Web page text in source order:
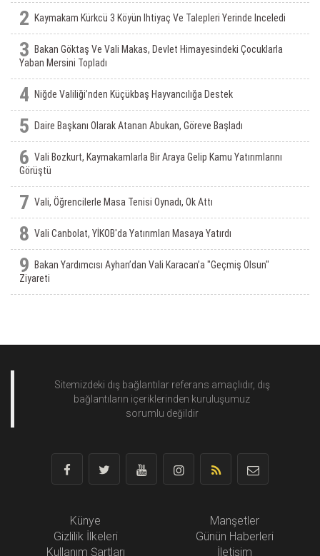
2 Kaymakam Kürkcü 3 Köyün Ihtiyaç Ve Talepleri Yerinde Inceledi
3
Bakan Göktaş Ve Vali Makas, Devlet Himayesindeki Çocuklarla
Yaban Mersini Topladı
4 Niğde Valiliği’nden Küçükbaş Hayvancılığa Destek
5 Daire Başkanı Olarak Atanan Abukan, Göreve Başladı
6 Vali Bozkurt, Kaymakamlarla Bir Araya Gelip Kamu Yatırımlarını
Görüştü
7 Vali, Öğrencilerle Masa Tenisi Oynadı, Ok Attı
8 Vali Canbolat, YİKOB'da Yatırımları Masaya Yatırdı
9
Bakan Yardımcısı Ayhan’dan Vali Karacan’a "Geçmiş Olsun"
Ziyareti
Sitemizdeki dış bağlantılar referans amaçlıdır, dış
bağlantıların içeriklerinden kuruluşumuz
sorumlu değildir
Künye
Gizlilik İlkeleri
Kullanım Şartları
Manşetler
Günün Haberleri
İletişim